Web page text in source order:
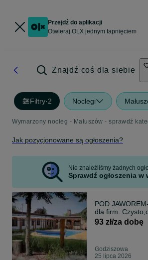
Przejdź do aplikacji
Otwieraj OLX jednym tapnięciem
Znajdź coś dla siebie
Filtry·2 Noclegi
Jak pozycjonowane są ogłoszenia?
Nie znaleźliśmy żadnych
Sprawdź ogłoszenia w
POD
dla firm.
wygodnie.
93 zł/za dobę
Godziszowa
25 lipca 2026